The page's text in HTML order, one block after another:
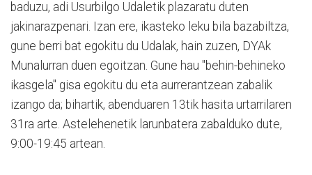
baduzu, adi Usurbilgo Udaletik plazaratu duten
jakinarazpenari. Izan ere, ikasteko leku bila bazabiltza,
gune berri bat egokitu du Udalak, hain zuzen, DYAk
Munalurran duen egoitzan. Gune hau "behin-behineko
ikasgela" gisa egokitu du eta aurrerantzean zabalik
izango da; bihartik, abenduaren 13tik hasita urtarrilaren
31ra arte. Astelehenetik larunbatera zabalduko dute,
9:00-19:45 artean.